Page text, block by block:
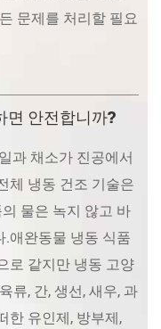
문제를 처리할 필요
면 안전합니까?
과 채소가 진공에서
체 냉동 건조 기술은
물은 녹지 않고 바
.애완동물 냉동 식품
로 같지만 냉동 고양
류, 간, 생선, 새우, 과
한 유인제, 방부제,